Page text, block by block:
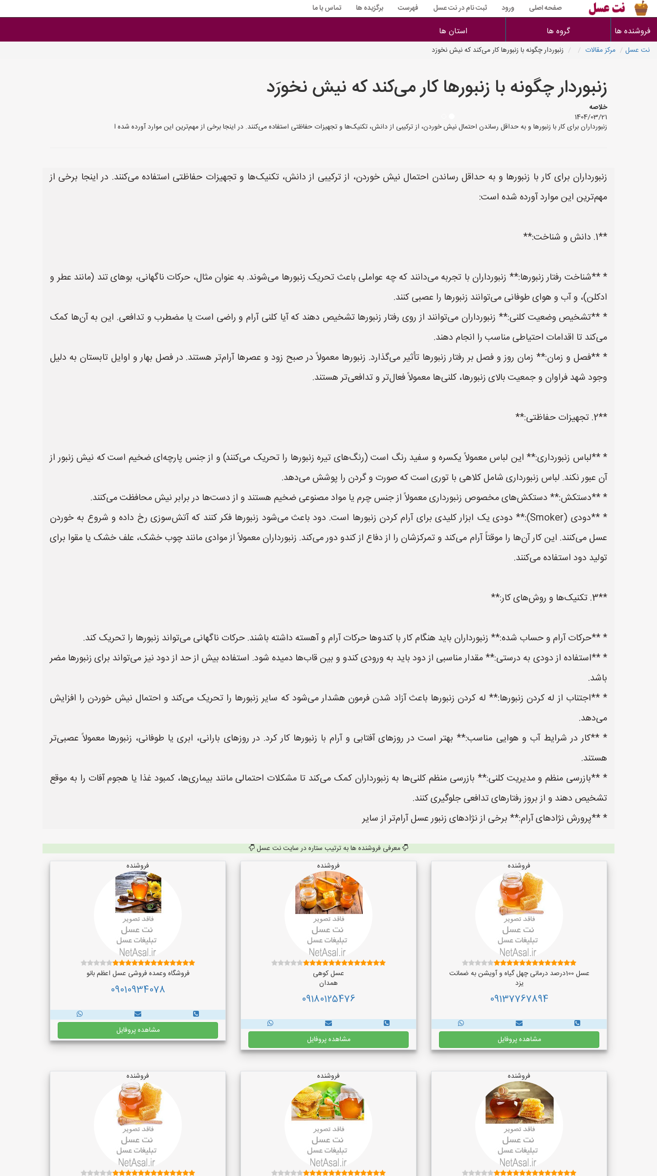
صفحه اصلی ورود ثبت نام در نت عسل فهرست برگزیده ها تماس با ما
فروشنده ها گروه ها استان ها
نت عسل مرکز مقالات زنبوردار چگونه با زنبورها کار می‌کند که نیش نخورَد
زنبوردار چگونه با زنبورها کار می‌کند که نیش نخورَد
خلاصه
1404/03/21
زنبورداران برای کار با زنبورها و به حداقل رساندن احتمال نیش خوردن، از ترکیبی از دانش، تکنیک‌ها و تجهیزات حفاظتی استفاده می‌کنند. در اینجا برخی از مهم‌ترین این موارد آورده شده ا
زنبورداران برای کار با زنبورها و به حداقل رساندن احتمال نیش خوردن، از ترکیبی از دانش، تکنیک‌ها و تجهیزات حفاظتی استفاده می‌کنند. در اینجا برخی از
مهم‌ترین این موارد آورده شده است:
**1. دانش و شناخت:**
* **شناخت رفتار زنبورها:** زنبورداران با تجربه می‌دانند که چه عواملی باعث تحریک زنبورها می‌شوند. به عنوان مثال، حرکات ناگهانی، بوهای تند (مانند عطر و
ادکلن)، و آب و هوای طوفانی می‌توانند زنبورها را عصبی کنند.
* **تشخیص وضعیت کلنی:** زنبورداران می‌توانند از روی رفتار زنبورها تشخیص دهند که آیا کلنی آرام و راضی است یا مضطرب و تدافعی. این به آن‌ها کمک
می‌کند تا اقدامات احتیاطی مناسب را انجام دهند.
* **فصل و زمان:** زمان روز و فصل بر رفتار زنبورها تأثیر می‌گذارد. زنبورها معمولاً در صبح زود و عصرها آرام‌تر هستند. در فصل بهار و اوایل تابستان به دلیل
وجود شهد فراوان و جمعیت بالای زنبورها، کلنی‌ها معمولاً فعال‌تر و تدافعی‌تر هستند.
**2. تجهیزات حفاظتی:**
* **لباس زنبورداری:** این لباس معمولاً یکسره و سفید رنگ است (رنگ‌های تیره زنبورها را تحریک می‌کنند) و از جنس پارچه‌ای ضخیم است که نیش زنبور از
آن عبور نکند. لباس زنبورداری شامل کلاهی با توری است که صورت و گردن را پوشش می‌دهد.
* **دستکش:** دستکش‌های مخصوص زنبورداری معمولاً از جنس چرم یا مواد مصنوعی ضخیم هستند و از دست‌ها در برابر نیش محافظت می‌کنند.
* **دودی (Smoker):** دودی یک ابزار کلیدی برای آرام کردن زنبورها است. دود باعث می‌شود زنبورها فکر کنند که آتش‌سوزی رخ داده و شروع به خوردن
عسل می‌کنند. این کار آن‌ها را موقتاً آرام می‌کند و تمرکزشان را از دفاع از کندو دور می‌کند. زنبورداران معمولاً از موادی مانند چوب خشک، علف خشک یا مقوا برای
تولید دود استفاده می‌کنند.
**3. تکنیک‌ها و روش‌های کار:**
* **حرکات آرام و حساب شده:** زنبورداران باید هنگام کار با کندوها حرکات آرام و آهسته داشته باشند. حرکات ناگهانی می‌تواند زنبورها را تحریک کند.
* **استفاده از دودی به درستی:** مقدار مناسبی از دود باید به ورودی کندو و بین قاب‌ها دمیده شود. استفاده بیش از حد از دود نیز می‌تواند برای زنبورها مضر
باشد.
* **اجتناب از له کردن زنبورها:** له کردن زنبورها باعث آزاد شدن فرمون هشدار می‌شود که سایر زنبورها را تحریک می‌کند و احتمال نیش خوردن را افزایش
می‌دهد.
* **کار در شرایط آب و هوایی مناسب:** بهتر است در روزهای آفتابی و آرام با زنبورها کار کرد. در روزهای بارانی، ابری یا طوفانی، زنبورها معمولاً عصبی‌تر
هستند.
* **بازرسی منظم و مدیریت کلنی:** بازرسی منظم کلنی‌ها به زنبورداران کمک می‌کند تا مشکلات احتمالی مانند بیماری‌ها، کمبود غذا یا هجوم آفات را به موقع
تشخیص دهند و از بروز رفتارهای تدافعی جلوگیری کنند.
* **پرورش نژادهای آرام:** برخی از نژادهای زنبور عسل آرام‌تر از سایر
معرفی فروشنده ها به ترتیب ستاره در سایت نت عسل
فروشنده
عسل 100درصد درمانی چهل گیاه و آویشن به ضمانت
یزد
09137767894
مشاهده پروفایل
فروشنده
عسل کوهی
همدان
09180125476
مشاهده پروفایل
فروشنده
فروشگاه وعمده فروشی عسل اعظم بانو
09010934078
مشاهده پروفایل
فروشنده فروشنده فروشنده